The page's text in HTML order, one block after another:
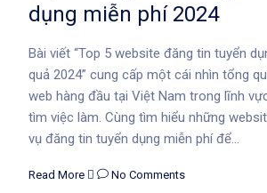
dụng miễn phí 2024
Bài viết “Top 5 website đăng tin tuyển
quả 2024” cung cấp một cái nhìn tổng
web hàng đầu tại Việt Nam trong lĩnh
tìm việc làm. Cùng tìm hiểu những
vụ đăng tin tuyển dụng miễn phí để...
Read More No Comments